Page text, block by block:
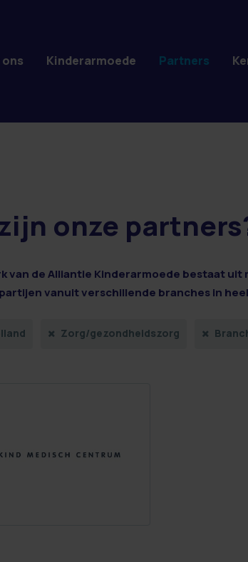
onze
van de Alliantie Kinderarmoede bestaat
vanuit verschillende branches in
Zorg/gezondheidszorg
ons Kinderarmoede Partners